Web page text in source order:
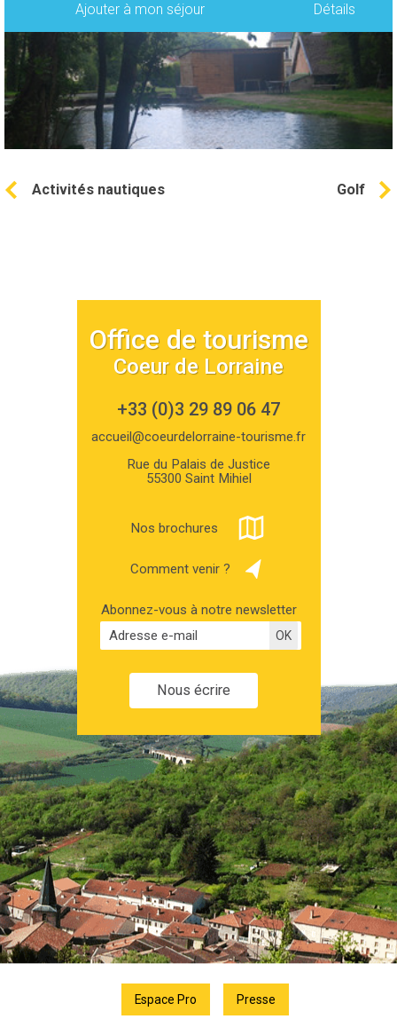
Ajouter à mon séjour Détails
Activités nautiques Golf
Office de tourisme
Coeur de Lorraine
+33 (0)3 29 89 06 47
accueil@coeurdelorraine-tourisme.fr
Rue du Palais de Justice
55300 Saint Mihiel
Nos brochures
Comment venir ?
Abonnez-vous à notre newsletter
Nous écrire
Espace Pro Presse